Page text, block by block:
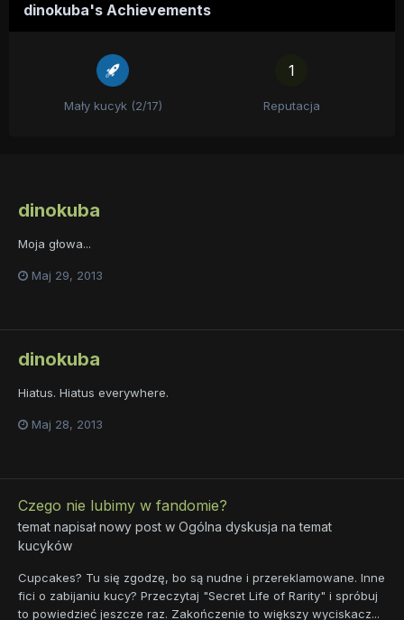
dinokuba's Achievements
Mały kucyk (2/17)
1
Reputacja
dinokuba
Moja głowa...
Maj 29, 2013
dinokuba
Hiatus. Hiatus everywhere.
Maj 28, 2013
Czego nie lubimy w fandomie?
temat napisał nowy post w Ogólna dyskusja na temat
kucyków
Cupcakes? Tu się zgodzę, bo są nudne i przereklamowane. Inne
fici o zabijaniu kucy? Przeczytaj "Secret Life of Rarity" i spróbuj
to powiedzieć jeszcze raz. Zakończenie to większy wyciskacz...